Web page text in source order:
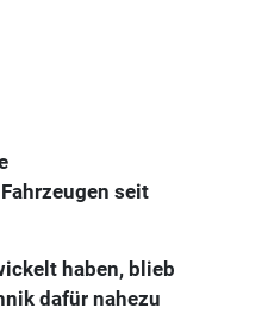
seit
haben, blieb
dafür nahezu